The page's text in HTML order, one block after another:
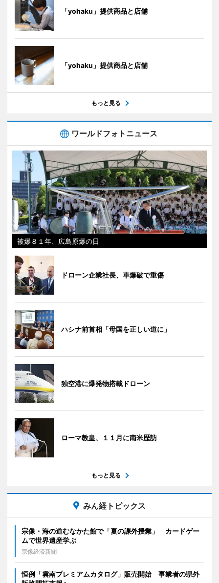
「yohaku」提供商品と店舗
「yohaku」提供商品と店舗
もっと見る
ワールドフォトニュース
被爆８１年、広島原爆の日
ドローン企業社長、車爆破で重傷
ハシナ前首相「母国を正しい道に」
独空港に爆発物搭載ドローン
ローマ教皇、１１月に南米歴訪
もっと見る
みん経トピックス
宗像・海の道むなかた館で「夏の課外授業」 カードゲー
ムで世界遺産学ぶ
宗像経済新聞
恒例「雲南プレミアムカタログ」販売開始 事業者の県外